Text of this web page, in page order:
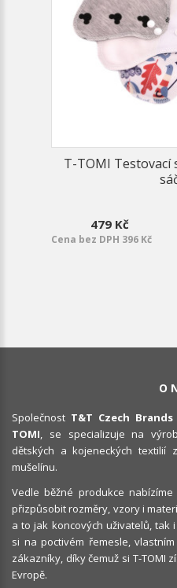
T-TOMI Testovací
479 Kč
Cena bez DPH 396 Kč
O
Společnost T&T Czech Brands
TOMI, se specializuje na
dětských a kojeneckých textilií
mušelínu.
Vedle běžné produkce
přizpůsobit rozměry, vzory i
a to jak koncových uživatelů, tak
si na poctivém řemesle,
zákazníky, díky čemuž si T-TOMI
Evropě.